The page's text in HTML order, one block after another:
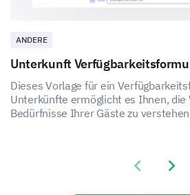
ANDERE
Unterkunft
Dieses Vorlage für ein
Unterkünfte ermöglicht es Ihnen, die
Bedürfnisse Ihrer Gäste zu
Previous slide
Next